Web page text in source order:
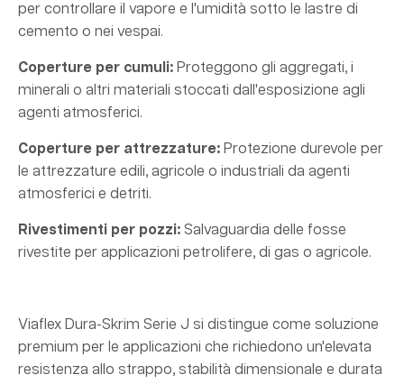
per controllare il vapore e l'umidità sotto le lastre di
cemento o nei vespai.
Coperture per cumuli: Proteggono gli aggregati, i
minerali o altri materiali stoccati dall'esposizione agli
agenti atmosferici.
Coperture per attrezzature: Protezione durevole per
le attrezzature edili, agricole o industriali da agenti
atmosferici e detriti.
Rivestimenti per pozzi: Salvaguardia delle fosse
rivestite per applicazioni petrolifere, di gas o agricole.
Viaflex Dura-Skrim Serie J si distingue come soluzione
premium per le applicazioni che richiedono un'elevata
resistenza allo strappo, stabilità dimensionale e durata